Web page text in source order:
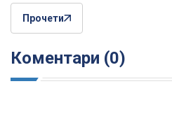
Прочети
Коментари (0)